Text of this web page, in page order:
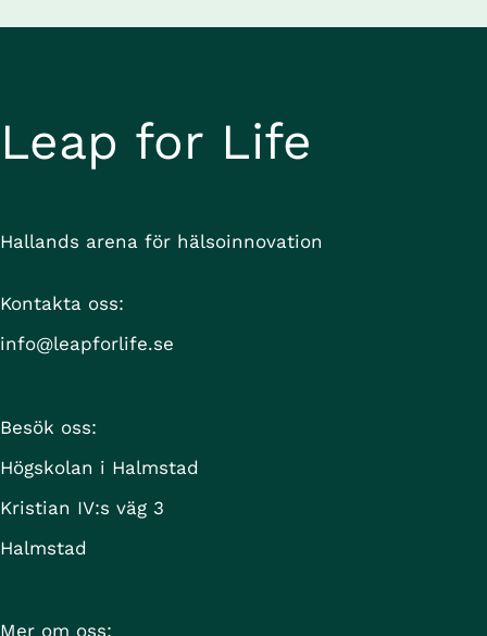
Leap for Life
Hallands arena för hälsoinnovation
Kontakta oss:
info@leapforlife.se
Besök oss:
Högskolan i Halmstad
Kristian IV:s väg 3
Halmstad
Mer om oss: